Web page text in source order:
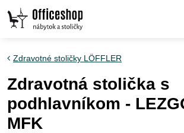
Zdravotné stoličky LÖFFLER
Zdravotná stolička s
podhlavníkom -
MFK